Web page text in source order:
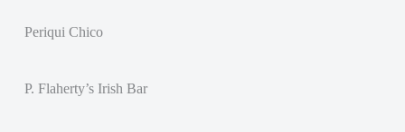
Periqui Chico
P. Flaherty’s Irish Bar